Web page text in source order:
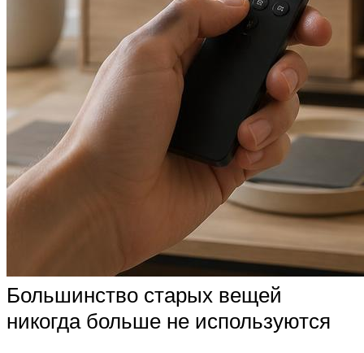
Большинство старых вещей
никогда больше не используются